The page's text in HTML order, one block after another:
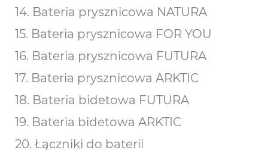
14. Bateria prysznicowa NATURA
15. Bateria prysznicowa FOR YOU
16. Bateria prysznicowa FUTURA
17. Bateria prysznicowa ARKTIC
18. Bateria bidetowa FUTURA
19. Bateria bidetowa ARKTIC
20. Łączniki do baterii